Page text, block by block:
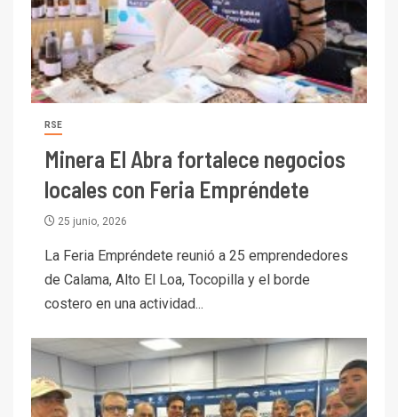
RSE
Minera El Abra fortalece negocios
locales con Feria Empréndete
25 junio, 2026
La Feria Empréndete reunió a 25 emprendedores
de Calama, Alto El Loa, Tocopilla y el borde
costero en una actividad...